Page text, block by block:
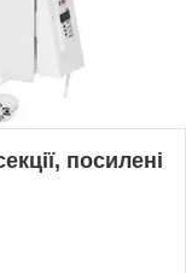
посилені